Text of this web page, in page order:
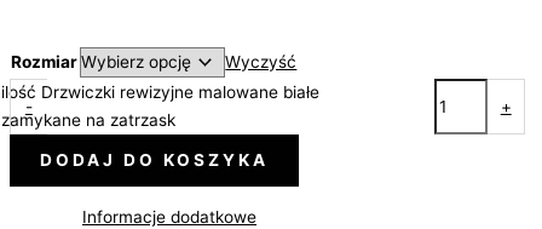
Rozmiar Wyczyść
-
ilość Drzwiczki rewizyjne malowane białe
zamykane na zatrzask
+
DODAJ DO KOSZYKA
Informacje dodatkowe